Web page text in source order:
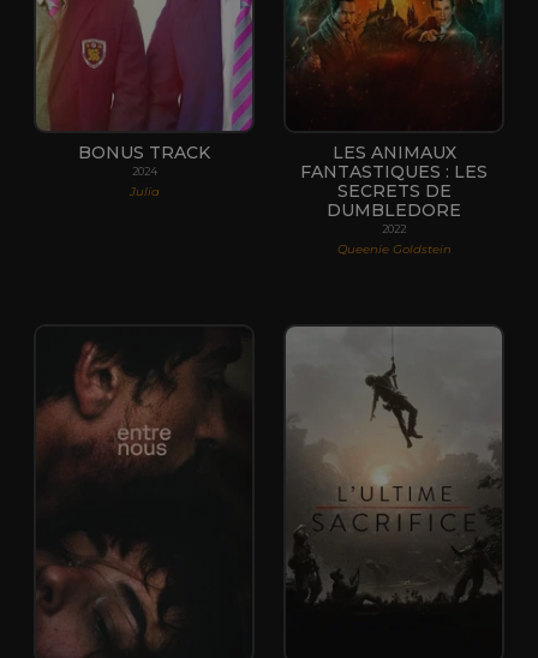
BONUS TRACK
2024
Julia
LES ANIMAUX
FANTASTIQUES : LES
SECRETS DE
DUMBLEDORE
2022
Queenie Goldstein